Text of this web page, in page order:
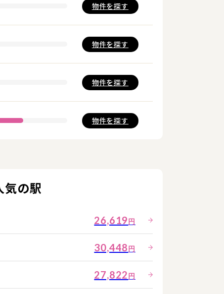
物件を探す
物件を探す
物件を探す
物件を探す
気の駅
26,619円
30,448円
27,822円